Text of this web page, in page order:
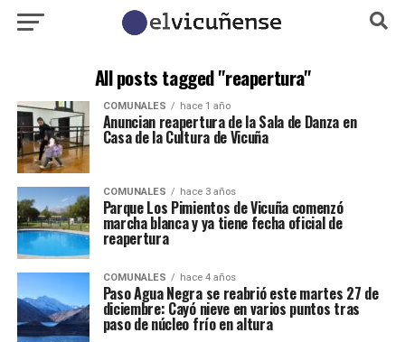
All posts tagged "reapertura"
COMUNALES hace 1 año
Anuncian reapertura de la Sala de Danza en
Casa de la Cultura de Vicuña
COMUNALES hace 3 años
Parque Los Pimientos de Vicuña comenzó
marcha blanca y ya tiene fecha oficial de
reapertura
COMUNALES hace 4 años
Paso Agua Negra se reabrió este martes 27 de
diciembre: Cayó nieve en varios puntos tras
paso de núcleo frío en altura